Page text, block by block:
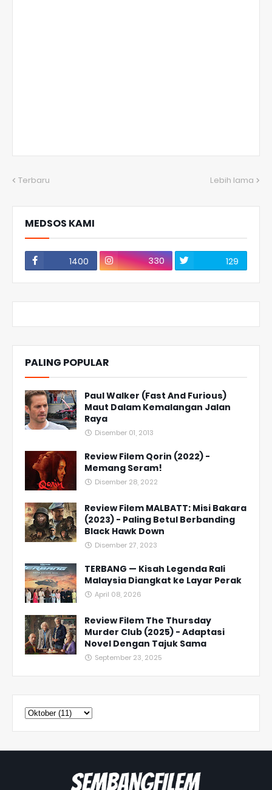
Terbaru Lebih lama
MEDSOS KAMI
1400 330 129
PALING POPULAR
Paul Walker (Fast And Furious)
Maut Dalam Kemalangan Jalan
Raya
Disember 01, 2013
Review Filem Qorin (2022) -
Memang Seram!
Disember 28, 2022
Review Filem MALBATT: Misi Bakara
(2023) - Paling Betul Berbanding
Black Hawk Down
Disember 27, 2023
TERBANG — Kisah Legenda Rali
Malaysia Diangkat ke Layar Perak
April 08, 2026
Review Filem The Thursday
Murder Club (2025) - Adaptasi
Novel Dengan Tajuk Sama
September 23, 2025